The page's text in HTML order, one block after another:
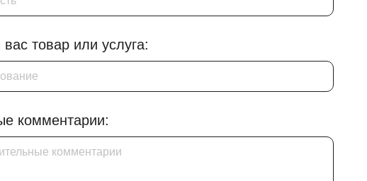
товар или услуга:
комментарии: